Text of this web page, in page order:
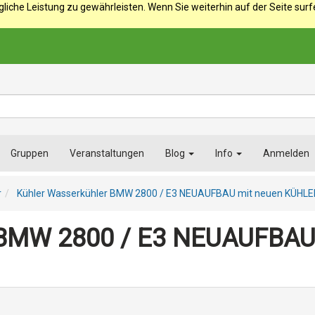
Leistung zu gewährleisten. Wenn Sie weiterhin auf der Seite
Gruppen Veranstaltungen Blog Info Anmelden
Kühler Wasserkühler BMW 2800 / E3 NEUAUFBAU mit neuen
2800 / E3